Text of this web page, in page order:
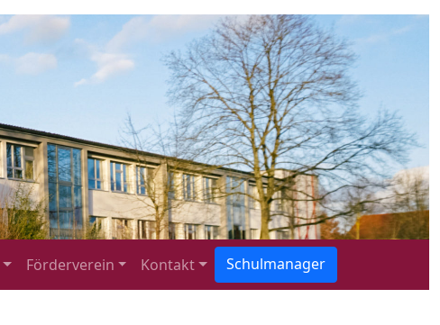
Förderverein Kontakt Schulmanager